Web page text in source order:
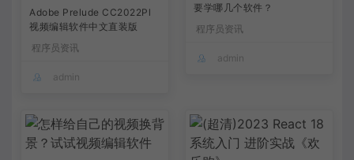
Adobe Prelude CC2022Pl
视频编辑软件中文直装版
程序员资讯
admin
要学哪几个软件？
程序员资讯
admin